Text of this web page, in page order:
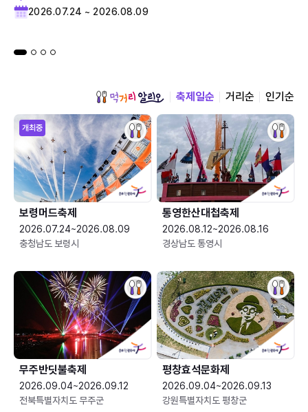
2026.07.24 ~ 2026.08.09
축제일순 거리순 인기순
개최중
보령머드축제
2026.07.24~2026.08.09
충청남도 보령시
통영한산대첩축제
2026.08.12~2026.08.16
경상남도 통영시
무주반딧불축제
2026.09.04~2026.09.12
전북특별자치도 무주군
평창효석문화제
2026.09.04~2026.09.13
강원특별자치도 평창군